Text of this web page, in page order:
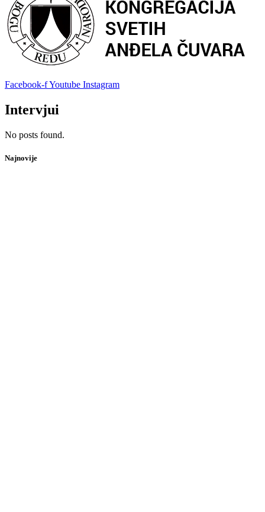
Facebook-fYoutube Instagram
Intervjui
No posts found.
Najnovije